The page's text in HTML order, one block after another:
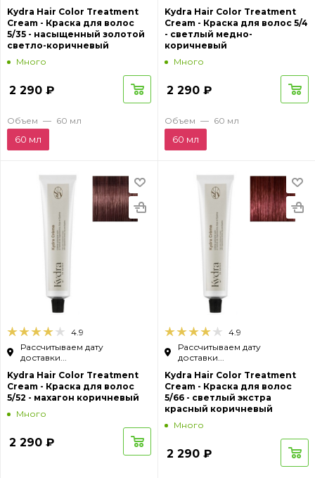
Kydra Hair Color Treatment
Cream - Краска для волос
5/35 - насыщенный золотой
светло-коричневый
Много
2 290 ₽
Объем — 60 мл
60 мл
Kydra Hair Color Treatment
Cream - Краска для волос 5/4
- светлый медно-
коричневый
Много
2 290 ₽
Объем — 60 мл
60 мл
4.9
Рассчитываем дату
доставки...
Kydra Hair Color Treatment
Cream - Краска для волос
5/52 - махагон коричневый
Много
2 290 ₽
4.9
Рассчитываем дату
доставки...
Kydra Hair Color Treatment
Cream - Краска для волос
5/66 - светлый экстра
красный коричневый
Много
2 290 ₽